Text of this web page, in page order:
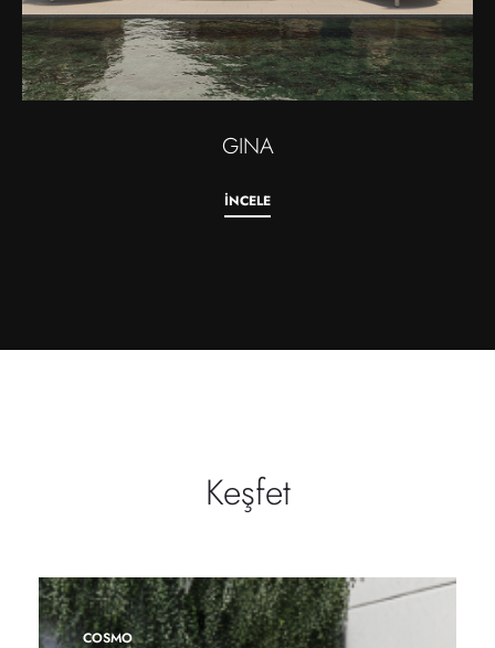
GINA
INCELE
Keşfet
COSMO